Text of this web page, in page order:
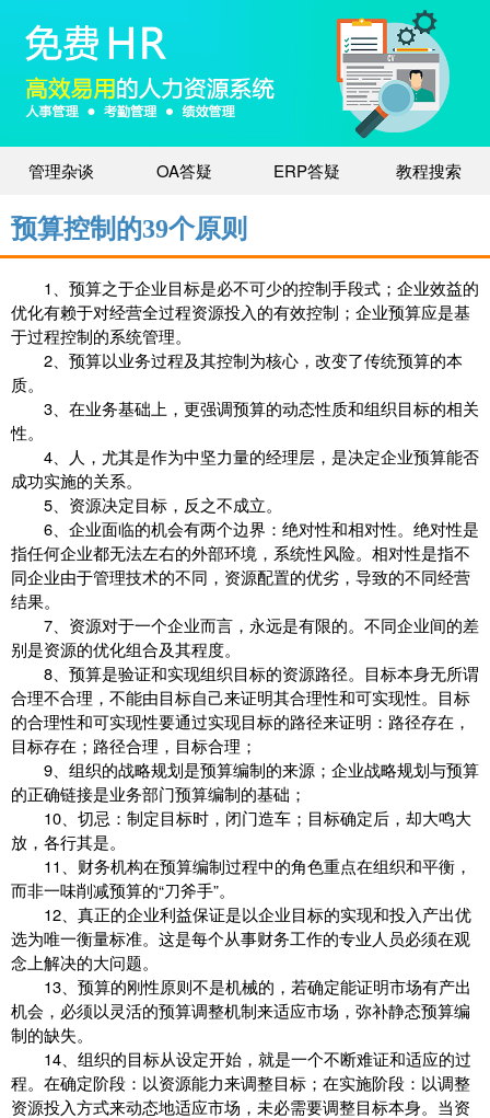
管理杂谈 OA答疑 ERP答疑 教程搜索
预算控制的39个原则
1、预算之于企业目标是必不可少的控制手段式；企业效益的
优化有赖于对经营全过程资源投入的有效控制；企业预算应是基
于过程控制的系统管理。
2、预算以业务过程及其控制为核心，改变了传统预算的本
质。
3、在业务基础上，更强调预算的动态性质和组织目标的相关
性。
4、人，尤其是作为中坚力量的经理层，是决定企业预算能否
成功实施的关系。
5、资源决定目标，反之不成立。
6、企业面临的机会有两个边界：绝对性和相对性。绝对性是
指任何企业都无法左右的外部环境，系统性风险。相对性是指不
同企业由于管理技术的不同，资源配置的优劣，导致的不同经营
结果。
7、资源对于一个企业而言，永远是有限的。不同企业间的差
别是资源的优化组合及其程度。
8、预算是验证和实现组织目标的资源路径。目标本身无所谓
合理不合理，不能由目标自己来证明其合理性和可实现性。目标
的合理性和可实现性要通过实现目标的路径来证明：路径存在，
目标存在；路径合理，目标合理；
9、组织的战略规划是预算编制的来源；企业战略规划与预算
的正确链接是业务部门预算编制的基础；
10、切忌：制定目标时，闭门造车；目标确定后，却大鸣大
放，各行其是。
11、财务机构在预算编制过程中的角色重点在组织和平衡，
而非一味削减预算的“刀斧手”。
12、真正的企业利益保证是以企业目标的实现和投入产出优
选为唯一衡量标准。这是每个从事财务工作的专业人员必须在观
念上解决的大问题。
13、预算的刚性原则不是机械的，若确定能证明市场有产出
机会，必须以灵活的预算调整机制来适应市场，弥补静态预算编
制的缺失。
14、组织的目标从设定开始，就是一个不断难证和适应的过
程。在确定阶段：以资源能力来调整目标；在实施阶段：以调整
资源投入方式来动态地适应市场，未必需要调整目标本身。当资